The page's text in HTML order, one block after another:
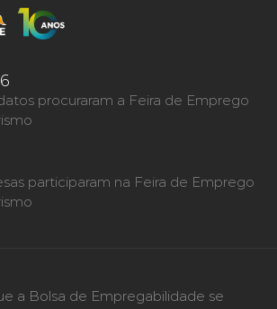
procuraram a Feira de Emprego
participaram na Feira de Emprego
a Bolsa de Empregabilidade se